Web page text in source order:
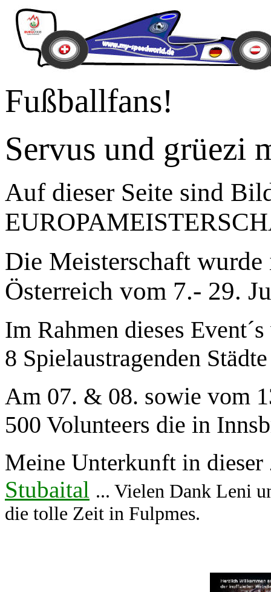
Fußballfans!
Servus und grüezi
Auf dieser Seite sind
Die Meisterschaft
Österreich vom 7.- 29.
Im Rahmen dieses
8 Spielaustragenden
Am 07. & 08. sowie vom
500 Volunteers die in
Meine Unterkunft in
Stubaital ... Vielen Dank Leni
die tolle Zeit in Fulpmes.